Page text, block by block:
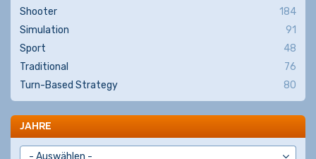
Shooter
184
Simulation
91
Sport
48
Traditional
76
Turn-Based Strategy
80
JAHRE